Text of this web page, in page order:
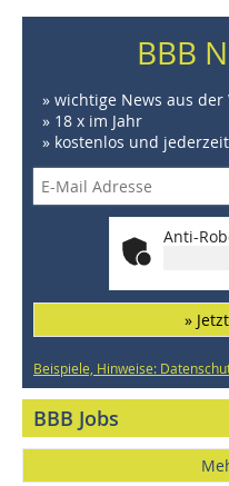
BBB
» wichtige News aus
» 18 x im Jahr
» kostenlos und
Anti-
»
Beispiele, Hinweise:
BBB Jobs